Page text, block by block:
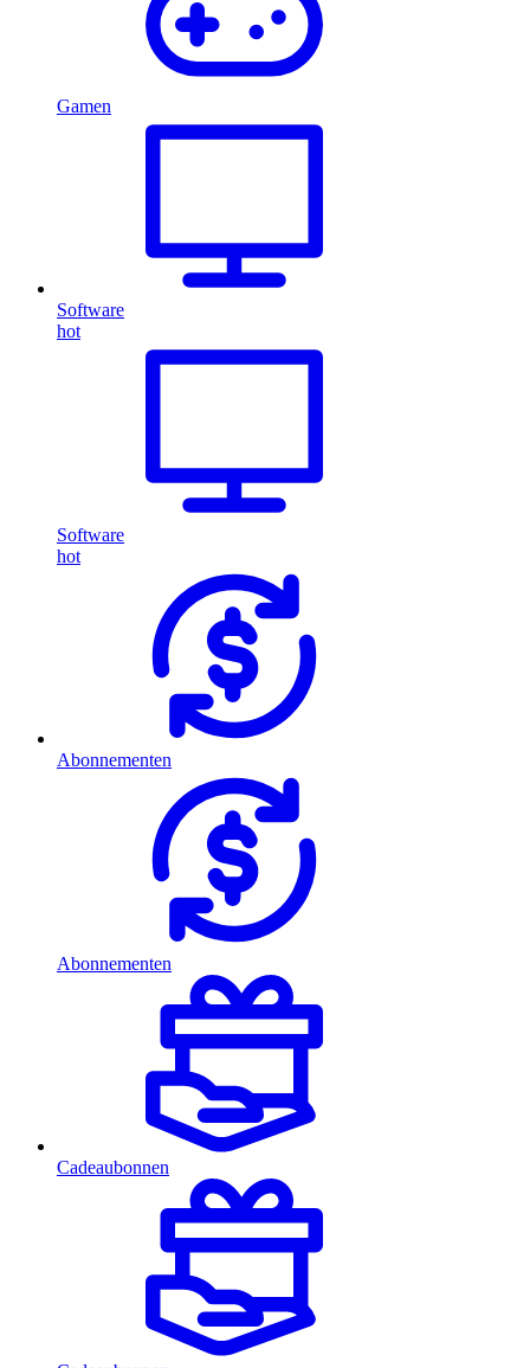
Gamen
Software
hot
Software
hot
Abonnementen
Abonnementen
Cadeaubonnen